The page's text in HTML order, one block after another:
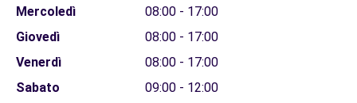
Mercoledì
08:00 - 17:00
Giovedì
08:00 - 17:00
Venerdì
08:00 - 17:00
Sabato
09:00 - 12:00